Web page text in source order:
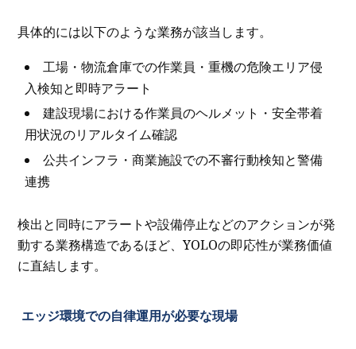
具体的には以下のような業務が該当します。
工場・物流倉庫での作業員・重機の危険エリア侵
入検知と即時アラート
建設現場における作業員のヘルメット・安全帯着
用状況のリアルタイム確認
公共インフラ・商業施設での不審行動検知と警備
連携
検出と同時にアラートや設備停止などのアクションが発
動する業務構造であるほど、YOLOの即応性が業務価値
に直結します。
エッジ環境での自律運用が必要な現場